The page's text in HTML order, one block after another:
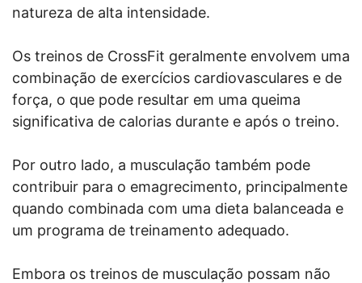
natureza de alta intensidade.
Os treinos de CrossFit geralmente envolvem uma
combinação de exercícios cardiovasculares e de
força, o que pode resultar em uma queima
significativa de calorias durante e após o treino.
Por outro lado, a musculação também pode
contribuir para o emagrecimento, principalmente
quando combinada com uma dieta balanceada e
um programa de treinamento adequado.
Embora os treinos de musculação possam não